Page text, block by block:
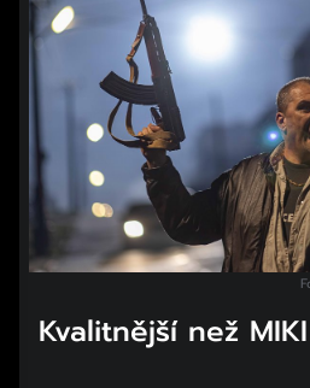
Kvalitnější než MIKI